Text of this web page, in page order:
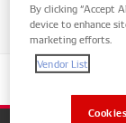
Выбрать
By clicking “Accept
device to enhance
marketing efforts.
Vendor List